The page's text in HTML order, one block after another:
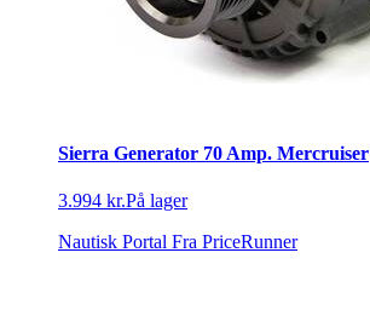
Sierra Generator 70 Amp. Mercruiser
3.994 kr.På lager
Nautisk Portal Fra PriceRunner